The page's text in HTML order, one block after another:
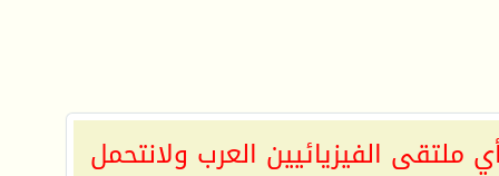
ملتقى الفيزيائيين العرب ولانتحمل